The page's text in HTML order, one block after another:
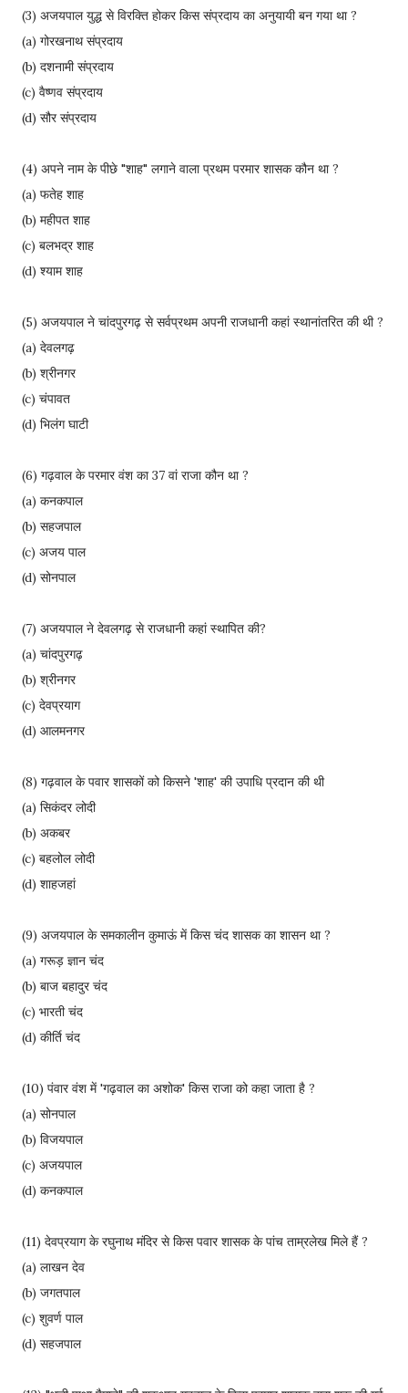
(3) अजयपाल युद्ध से विरक्ति होकर किस संप्रदाय का अनुयायी बन गया था ?
(a) गोरखनाथ संप्रदाय
(b) दशनामी संप्रदाय
(c) वैष्णव संप्रदाय
(d) सौर संप्रदाय
(4) अपने नाम के पीछे "शाह" लगाने वाला प्रथम परमार शासक कौन था ?
(a) फतेह शाह
(b) महीपत शाह
(c) बलभद्र शाह
(d) श्याम शाह
(5) अजयपाल ने चांदपुरगढ़ से सर्वप्रथम अपनी राजधानी कहां स्थानांतरित की थी ?
(a) देवलगढ़
(b) श्रीनगर
(c) चंपावत
(d) भिलंग घाटी
(6) गढ़वाल के परमार वंश का 37 वां राजा कौन था ?
(a) कनकपाल
(b) सहजपाल
(c) अजय पाल
(d) सोनपाल
(7) अजयपाल ने देवलगढ़ से राजधानी कहां स्थापित की?
(a) चांदपुरगढ़
(b) श्रीनगर
(c) देवप्रयाग
(d) आलमनगर
(8) गढ़वाल के पवार शासकों को किसने 'शाह' की उपाधि प्रदान की थी
(a) सिकंदर लोदी
(b) अकबर
(c) बहलोल लोदी
(d) शाहजहां
(9) अजयपाल के समकालीन कुमाऊं में किस चंद शासक का शासन था ?
(a) गरूड़ ज्ञान चंद
(b) बाज बहादुर चंद
(c) भारती चंद
(d) कीर्ति चंद
(10) पंवार वंश में 'गढ़वाल का अशोक' किस राजा को कहा जाता है ?
(a) सोनपाल
(b) विजयपाल
(c) अजयपाल
(d) कनकपाल
(11) देवप्रयाग के रघुनाथ मंदिर से किस पवार शासक के पांच ताम्रलेख मिले हैं ?
(a) लाखन देव
(b) जगतपाल
(c) शुवर्ण पाल
(d) सहजपाल